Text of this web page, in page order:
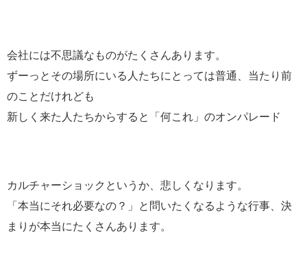
会社には不思議なものがたくさんあります。
ずーっとその場所にいる人たちにとっては普通、当たり前
のことだけれども
新しく来た人たちからすると「何これ」のオンパレード
カルチャーショックというか、悲しくなります。
「本当にそれ必要なの？」と問いたくなるような行事、決
まりが本当にたくさんあります。